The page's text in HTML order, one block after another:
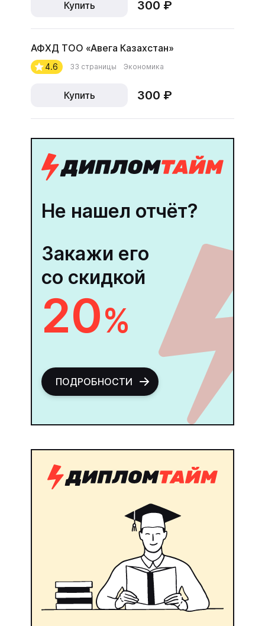
Купить 300 ₽
АФХД ТОО «Авега Казахстан»
4.6 33 страницы Экономика
Купить 300 ₽
Не нашел отчёт?
Закажи его
со скидкой
20%
ПОДРОБНОСТИ